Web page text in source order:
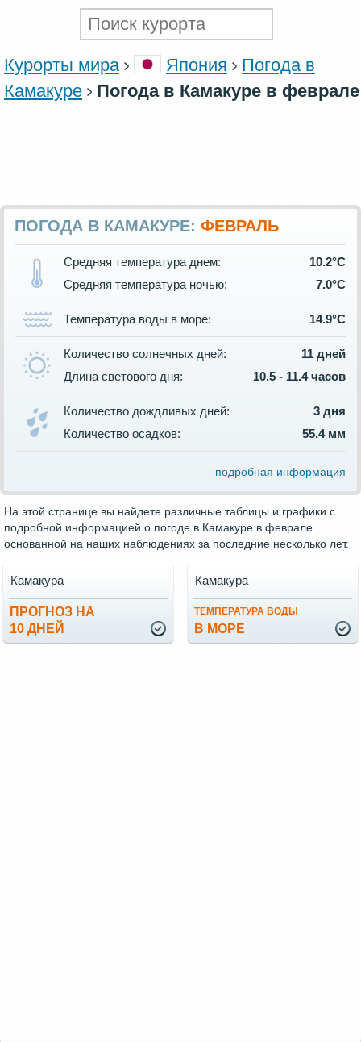
Курорты мира Япония
Погода в
Камакуре
Погода в Камакуре в феврале
ПОГОДА В КАМАКУРЕ: ФЕВРАЛЬ
Средняя температура днем:
10.2°C
Средняя температура ночью:
7.0°C
Температура воды в море: 14.9°C
Количество солнечных дней:
11 дней
Длина светового дня:
10.5 - 11.4 часов
Количество дождливых дней:
3 дня
Количество осадков:
55.4 мм
подробная информация
На этой странице вы найдете различные таблицы и графики с
подробной информацией о погоде в Камакуре в феврале
основанной на наших наблюдениях за последние несколько лет.
ПРОГНОЗ НА
10 ДНЕЙ
Камакура
ТЕМПЕРАТУРА ВОДЫ
В МОРЕ
Камакура